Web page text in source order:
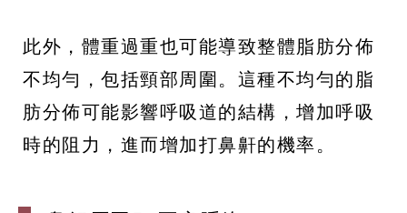
此外，體重過重也可能導致整體脂肪分佈
不均勻，包括頸部周圍。這種不均勻的脂
肪分佈可能影響呼吸道的結構，增加呼吸
時的阻力，進而增加打鼻鼾的機率。